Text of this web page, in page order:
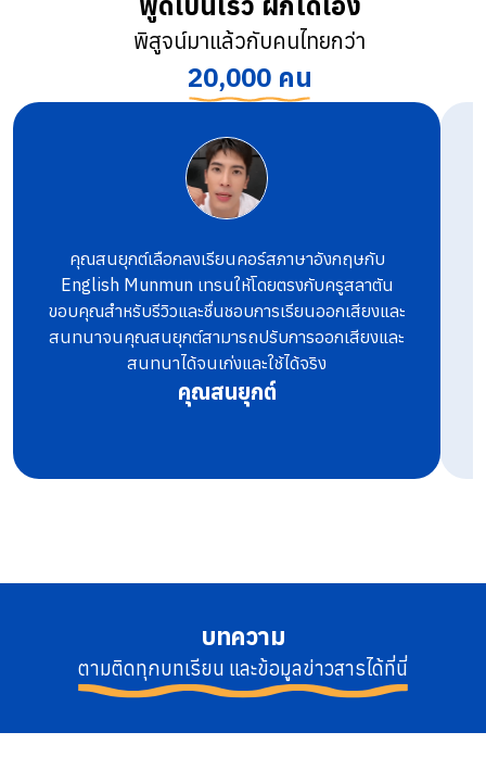
พิสูจน์มาแล้วกับคนไทยกว่า
20,000 คน
คุณสนยุกต์เลือกลงเรียนคอร์สภาษาอังกฤษกับ
English Munmun เทรนให้โดยตรงกับครูสลาตัน
ขอบคุณสำหรับรีวิวและชื่นชอบการเรียนออกเสียงและ
สนทนาจนคุณสนยุกต์สามารถปรับการออกเสียงและ
สนทนาได้จนเก่งและใช้ได้จริง
คุณสนยุกต์
บทความ
ตามติดทุกบทเรียน และข้อมูลข่าวสารได้ที่นี่